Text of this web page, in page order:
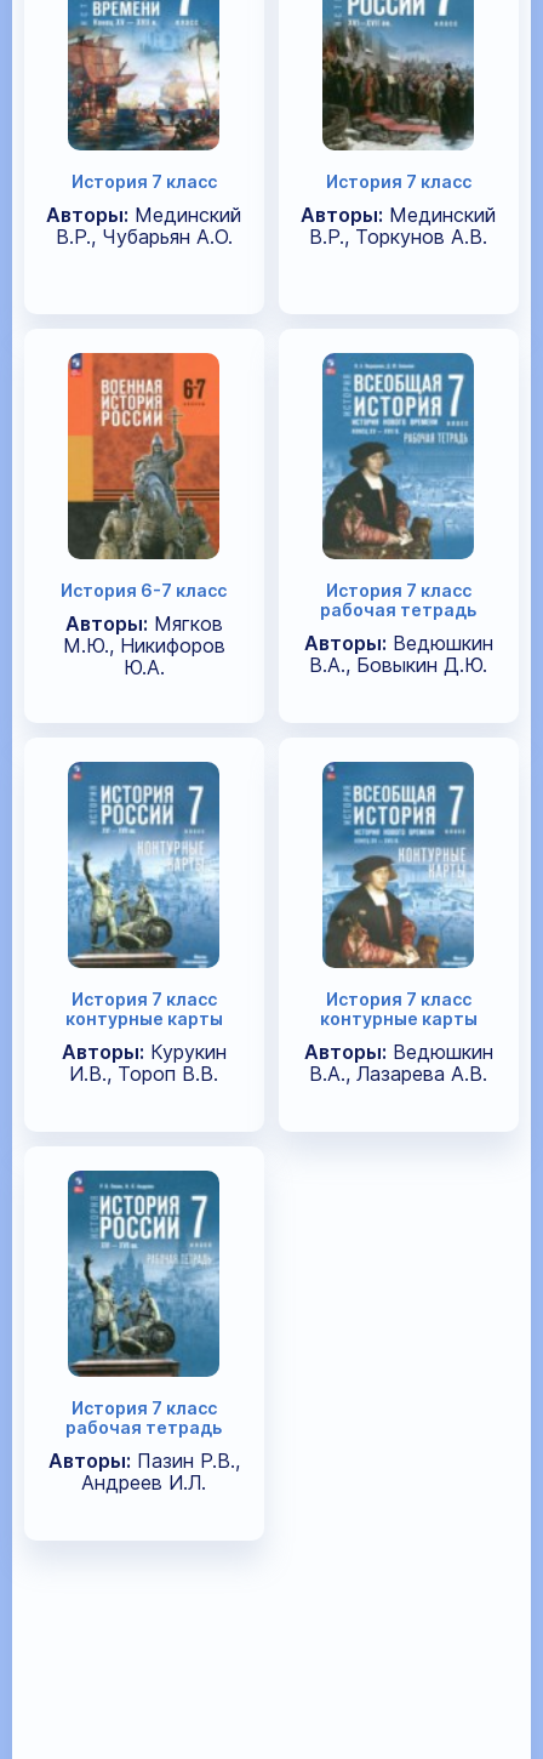
История 7 класс
Авторы: Мединский
В.Р., Чубарьян А.О.
История 7 класс
Авторы: Мединский
В.Р., Торкунов А.В.
История 6-7 класс
Авторы: Мягков
М.Ю., Никифоров
Ю.А.
История 7 класс
рабочая тетрадь
Авторы: Ведюшкин
В.А., Бовыкин Д.Ю.
История 7 класс
контурные карты
Авторы: Курукин
И.В., Тороп В.В.
История 7 класс
контурные карты
Авторы: Ведюшкин
В.А., Лазарева А.В.
История 7 класс
рабочая тетрадь
Авторы: Пазин Р.В.,
Андреев И.Л.